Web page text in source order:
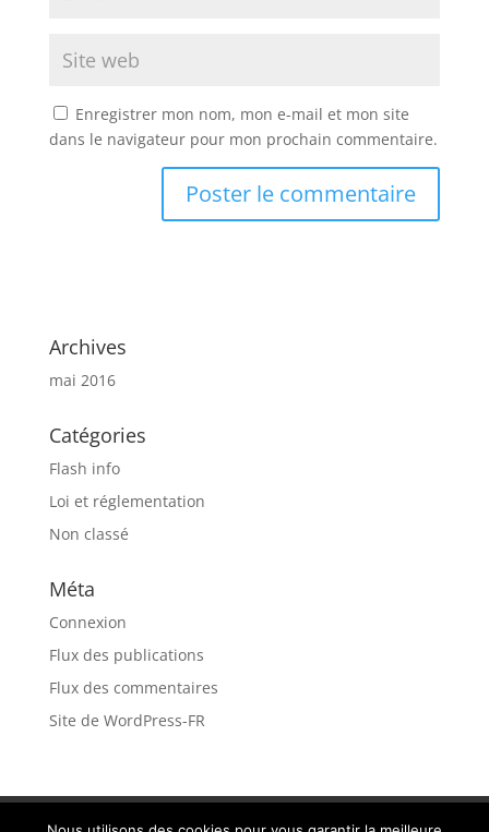
Enregistrer mon nom, mon e-mail et mon site
dans le navigateur pour mon prochain commentaire.
Archives
mai 2016
Catégories
Flash info
Loi et réglementation
Non classé
Méta
Connexion
Flux des publications
Flux des commentaires
Site de WordPress-FR
Recrutement MENTIONS LÉGALES